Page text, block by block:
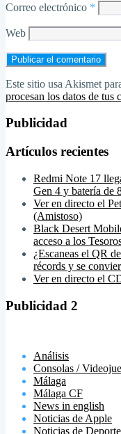
Correo electrónico *
Web
Este sitio usa Akismet
procesan los datos de tus
Publicidad
Artículos recientes
Redmi Note 17
Gen 4 y batería de
Ver en directo el
(Amistoso)
Black Desert
acceso a los
¿Escaneas el QR
récords y se
Ver en directo el
Publicidad 2
Análisis
Consolas /
Málaga
Málaga CF
News in english
Noticias de Apple
Noticias de Deporte